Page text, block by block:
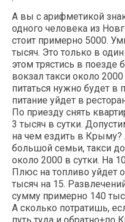
А вы с арифметикой
одного человека из
стоит примерно 5000.
тысяч. Это только в
этом трястись в поезде
вокзал такси около
питаться нужно будет в
питание уйдет в
По приезду снять
3 тысяч в сутки.
на чем ездить в Крыму?
большой семьи, такси
около 2000 в сутки. На
Плюс на топливо уйдет
тысяч на 15.
сумму примерно 140
А сколько потратишь,
путь туда и обратно+по